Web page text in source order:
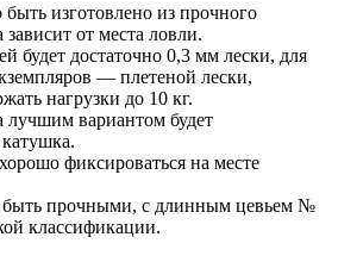
изготовлено из прочного
от места ловли.
будет достаточно 0,3 мм лески, для
— плетеной лески,
нагрузки до 10 кг.
лучшим вариантом будет
фиксироваться на месте
прочными, с длинным цевьем №
классификации.